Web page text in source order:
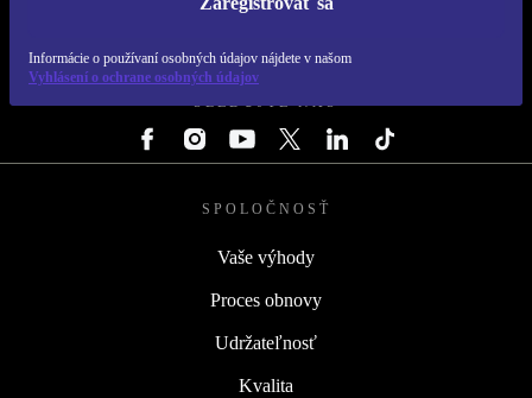
Informácie o používaní osobných údajov nájdete v našom
Vyhlásení o ochrane osobných údajov
SLEDUJTE NÁS
SPOLOČNOSŤ
Vaše výhody
Proces obnovy
Udržateľnosť
Kvalita